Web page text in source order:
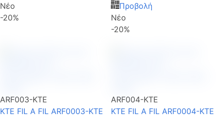
Νέο
-20%
Προβολή
Νέο
-20%
ARF003-KTE
KTE FIL A FIL ARF0003-KTE
ARF004-KTE
KTE FIL A FIL ARF0004-KTE